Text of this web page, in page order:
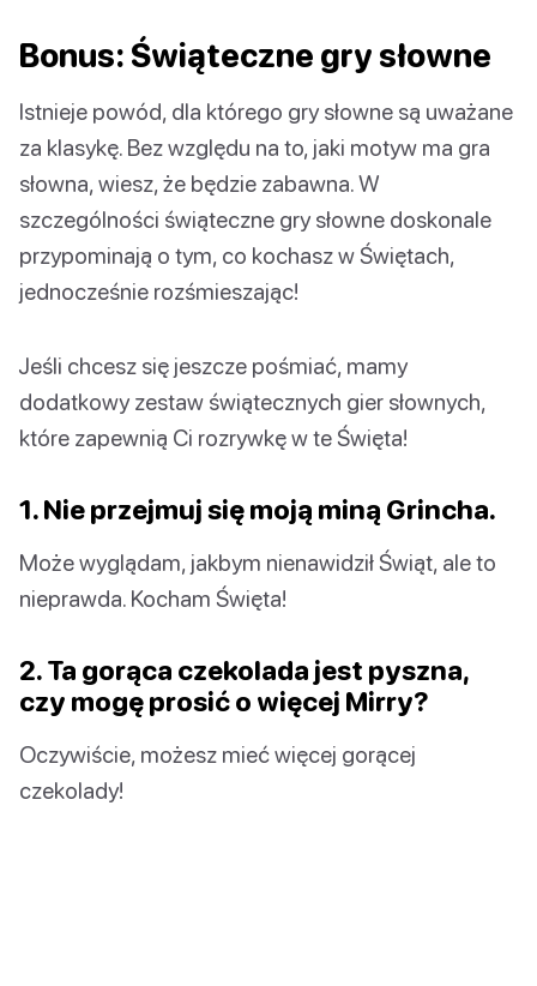
Bonus: Świąteczne gry słowne
Istnieje powód, dla którego gry słowne są uważane
za klasykę. Bez względu na to, jaki motyw ma gra
słowna, wiesz, że będzie zabawna. W
szczególności świąteczne gry słowne doskonale
przypominają o tym, co kochasz w Świętach,
jednocześnie rozśmieszając!
Jeśli chcesz się jeszcze pośmiać, mamy
dodatkowy zestaw świątecznych gier słownych,
które zapewnią Ci rozrywkę w te Święta!
1. Nie przejmuj się moją miną Grincha.
Może wyglądam, jakbym nienawidził Świąt, ale to
nieprawda. Kocham Święta!
2. Ta gorąca czekolada jest pyszna,
czy mogę prosić o więcej Mirry?
Oczywiście, możesz mieć więcej gorącej
czekolady!